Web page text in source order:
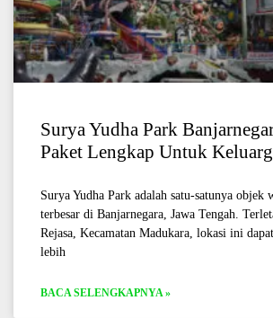
Surya Yudha Park
Paket Lengkap Untuk
Surya Yudha Park adalah satu-satunya objek
terbesar di Banjarnegara, Jawa Tengah.
Rejasa, Kecamatan Madukara, lokasi ini
lebih
BACA SELENGKAPNYA »